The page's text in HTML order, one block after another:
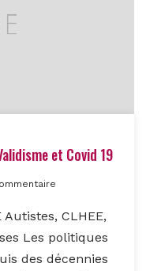
et Covid 19
CLHEE,
Les politiques
des décennies